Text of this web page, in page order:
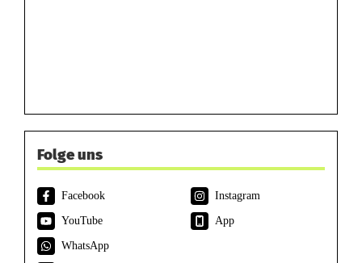
Folge uns
Facebook
Instagram
YouTube
App
WhatsApp